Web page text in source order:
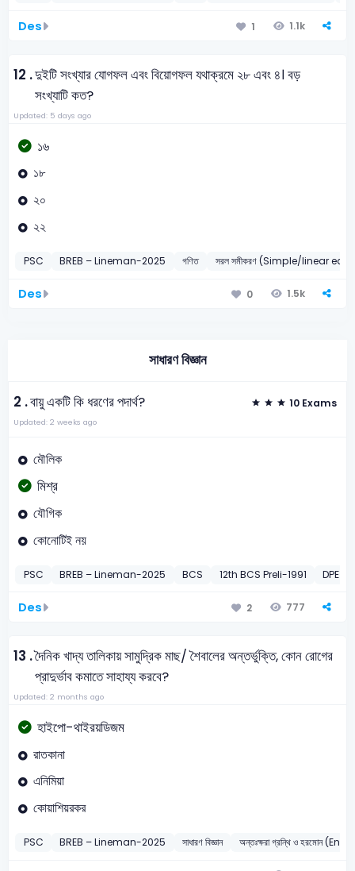
Des 1 1.1k
12 .দুইটি সংখ্যার যোগফল এবং বিয়োগফল যথাক্রমে ২৮ এবং ৪। বড়
সংখ্যাটি কত?
Updated: 5 days ago
১৬
১৮
২০
২২
PSC BREB – Lineman-2025 গণিত সরল সমীকরণ (Simple/linear
Des 0 1.5k
সাধারণ বিজ্ঞান
2 .বায়ু একটি কি ধরণের পদার্থ? 10 Exams
Updated: 2 weeks ago
মৌলিক
মিশ্র
যৌগিক
কোনোটিই নয়
PSC BREB – Lineman-2025 BCS 12th BCS Preli-1991 DPE
Des 2 777
13 .দৈনিক খাদ্য তালিকায় সামুদ্রিক মাছ/ শৈবালের অন্তর্ভুক্তি, কোন রোগের
প্রাদুর্ভাব কমাতে সাহায্য করবে?
Updated: 2 months ago
হাইপো-থাইরয়ডিজম
রাতকানা
এনিমিয়া
কোয়াশিয়রকর
PSC BREB – Lineman-2025 সাধারণ বিজ্ঞান অন্তঃক্ষরা গ্রন্থি ও হরমোন